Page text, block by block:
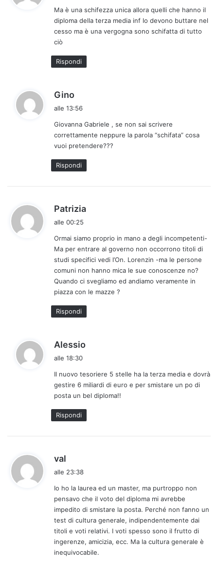
e
t
t
Ma è una schifezza unica allora quelli che hanno il
diploma della terza media inf lo devono buttare nel
cesso ma è una vergogna sono schifatta di tutto
ciò
Rispondi
Gino
e
t
t
o
:
alle 13:56
Giovanna Gabriele , se non sai scrivere
correttamente neppure la parola “schifata” cosa
vuoi pretendere???
Rispondi
Patrizia
e
t
t
o
:
alle 00:25
Ormai siamo proprio in mano a degli incompetenti-
Ma per entrare al governo non occorrono titoli di
studi specifici vedi l’On. Lorenzin -ma le persone
comuni non hanno mica le sue conoscenze no?
Quando ci svegliamo ed andiamo veramente in
piazza con le mazze ?
Rispondi
Alessio
e
t
t
o
:
alle 18:30
Il nuovo tesoriere 5 stelle ha la terza media e dovrà
gestire 6 miliardi di euro e per smistare un po di
posta un bel diploma!!
Rispondi
val
e
t
t
o
:
alle 23:38
Io ho la laurea ed un master, ma purtroppo non
pensavo che il voto del diploma mi avrebbe
impedito di smistare la posta. Perché non fanno un
test di cultura generale, indipendentemente dai
titoli e voti relativi. I voti spesso sono il frutto di
ingerenze, amicizia, ecc. Ma la cultura generale è
inequivocabile.